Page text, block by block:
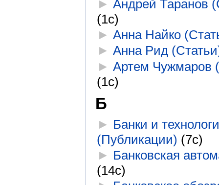
►Андрей Таранов
(1с)
►Анна Найко
►Анна Рид
►Артем Чужмаров
(1с)
Б
► Банки и
(Публикации) (7с)
► Банковская
(14с)